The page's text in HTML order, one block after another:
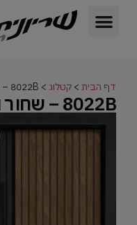
דף הבית > קטלוג > 8022B – שחור ואגוז אפריקאי
8022B – שחור ואגוז אפריקאי